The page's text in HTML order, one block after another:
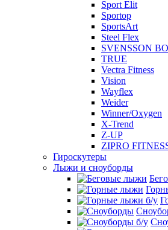
Sport Elit
Sportop
SportsArt
Steel Flex
SVENSSON
TRUE
Vectra Fitness
Vision
Wayflex
Weider
Winner/Oxygen
X-Trend
Z-UP
ZIPRO
Гироскутеры
Лыжи и сноуборды